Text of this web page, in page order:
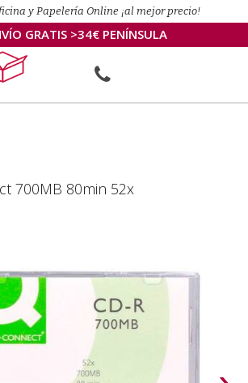
y Papelería Online ¡al mejor precio!
GRATIS >34€ PENÍNSULA
700MB 80min 52x